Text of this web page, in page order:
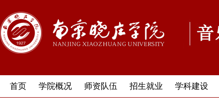
首页 学院概况 师资队伍 招生就业 学科建设